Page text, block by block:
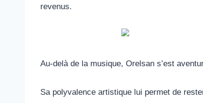
revenus.
Au-delà de la musique, Orelsan s’est
Sa polyvalence artistique lui permet de